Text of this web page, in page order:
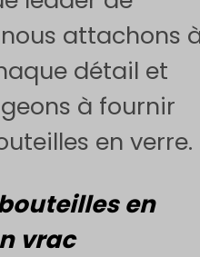
attachons
détail et
à fournir
en verre.
en
vrac